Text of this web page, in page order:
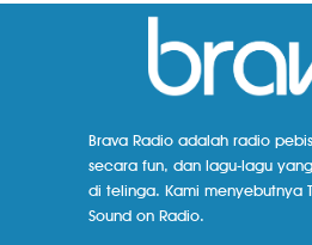
Brava Radio adalah radio
secara fun, dan lagu-lagu
di telinga. Kami menyebutnya
Sound on Radio.